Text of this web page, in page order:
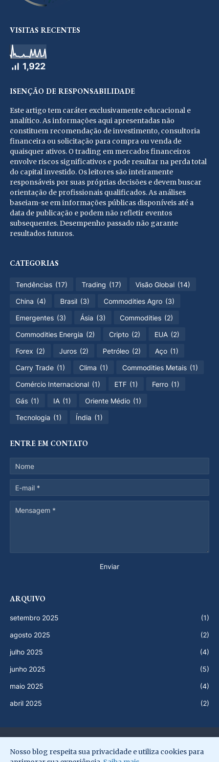
VISITAS RECENTES
1,922
ISENÇÃO DE RESPONSABILIDADE
Este artigo tem caráter exclusivamente educacional e
analítico. As informações aqui apresentadas não
constituem recomendação de investimento, consultoria
financeira ou solicitação para compra ou venda de
quaisquer ativos. O trading em mercados financeiros
envolve riscos significativos e pode resultar na perda total
do capital investido. Os leitores são inteiramente
responsáveis por suas próprias decisões e devem buscar
orientação de profissionais qualificados. As análises
baseiam-se em informações públicas disponíveis até a
data de publicação e podem não refletir eventos
subsequentes. Desempenho passado não garante
resultados futuros.
CATEGORIAS
Tendências (17) Trading (17) Visão Global (14)
China (4) Brasil (3) Commodities Agro (3)
Emergentes (3) Ásia (3) Commodities (2)
Commodities Energia (2) Cripto (2) EUA (2)
Forex (2) Juros (2) Petróleo (2) Aço (1)
Carry Trade (1) Clima (1) Commodities Metais (1)
Comércio Internacional (1) ETF (1) Ferro (1)
Gás (1) IA (1) Oriente Médio (1)
Tecnologia (1) Índia (1)
ENTRE EM CONTATO
ARQUIVO
setembro 2025 (1)
agosto 2025 (2)
julho 2025 (4)
junho 2025 (5)
maio 2025 (4)
abril 2025 (2)
Início Termos de uso
Privacidade
Sitemap
Nosso blog respeita sua privacidade e utiliza cookies para